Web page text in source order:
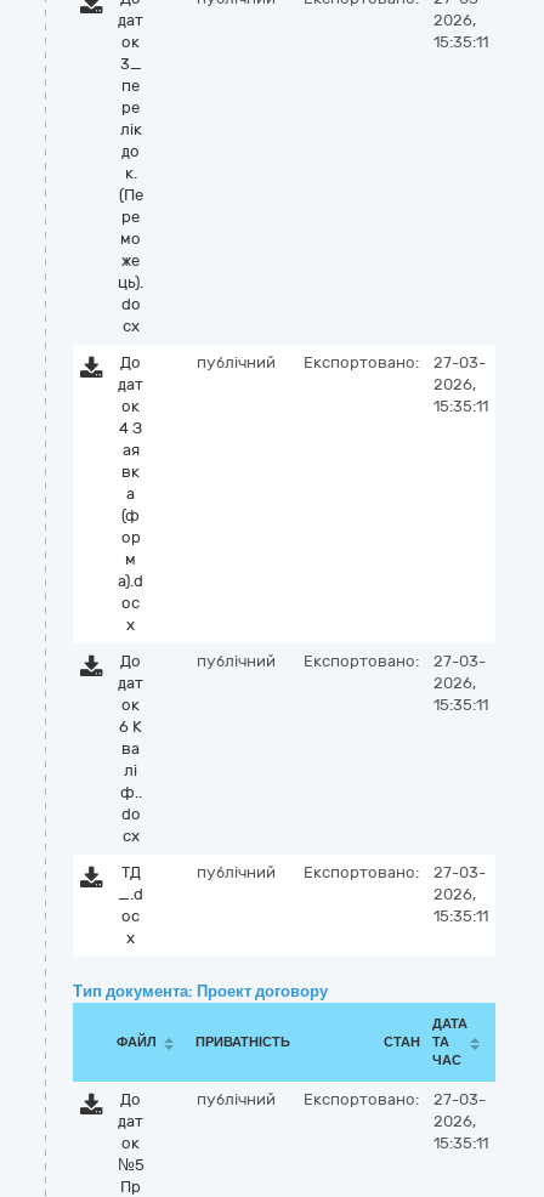
дат
ок
3_
пе
ре
лік
до
к.
(Пе
ре
мо
же
ць).
do
cx
2026,
15:35:11
До
дат
ок
4 З
ая
вк
а
(ф
ор
м
а).d
oc
x
публічний Експортовано:
27-03-
2026,
15:35:11
До
дат
ок
6 К
ва
лі
ф..
do
cx
публічний Експортовано:
27-03-
2026,
15:35:11
ТД
_.d
oc
x
публічний Експортовано:
27-03-
2026,
15:35:11
Тип документа: Проект договору
ФАЙЛ ПРИВАТНІСТЬ СТАН
ДАТА
ТА
ЧАС
До
дат
ок
№5
Пр
публічний Експортовано:
27-03-
2026,
15:35:11